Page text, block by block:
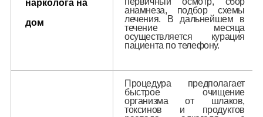
нарколога на
дом
анамнеза, подбор схемы
лечения. В дальнейшем в
течение месяца
осуществляется курация
пациента по телефону.
Процедура предполагает
быстрое очищение
организма от шлаков,
токсинов и продуктов